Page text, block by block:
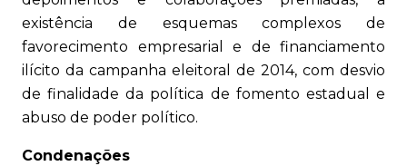
existência de esquemas complexos de
favorecimento empresarial e de financiamento
ilícito da campanha eleitoral de 2014, com desvio
de finalidade da política de fomento estadual e
abuso de poder político.
Condenações